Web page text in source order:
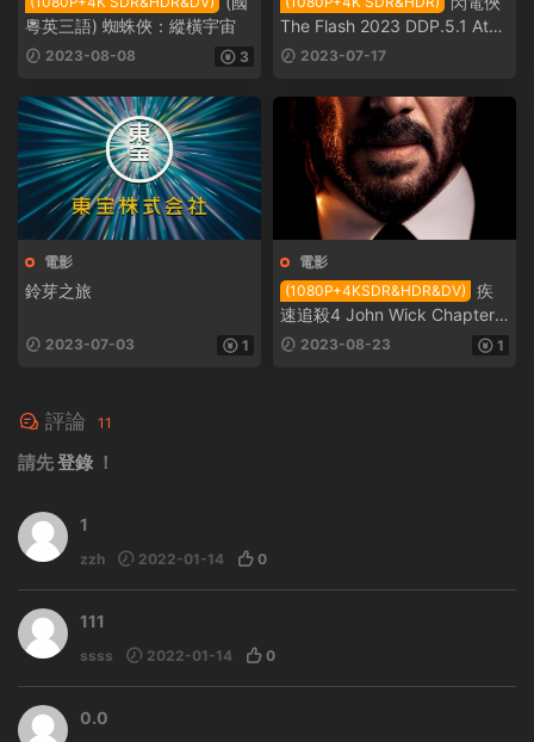
粵英三語) 蜘蛛俠：縱橫宇宙
2023-08-08 3
The Flash 2023 DDP.5.1 Atm
os 2023-07-17
電影
鈴芽之旅
2023-07-03 1
電影
(1080P+4KSDR&HDR&DV)
疾
速追殺4 John Wick Chapter
4 2023
2023-08-23 1
評論 11
請先登錄 ！
1
zzh 2022-01-14 0
111
ssss 2022-01-14 0
0.0